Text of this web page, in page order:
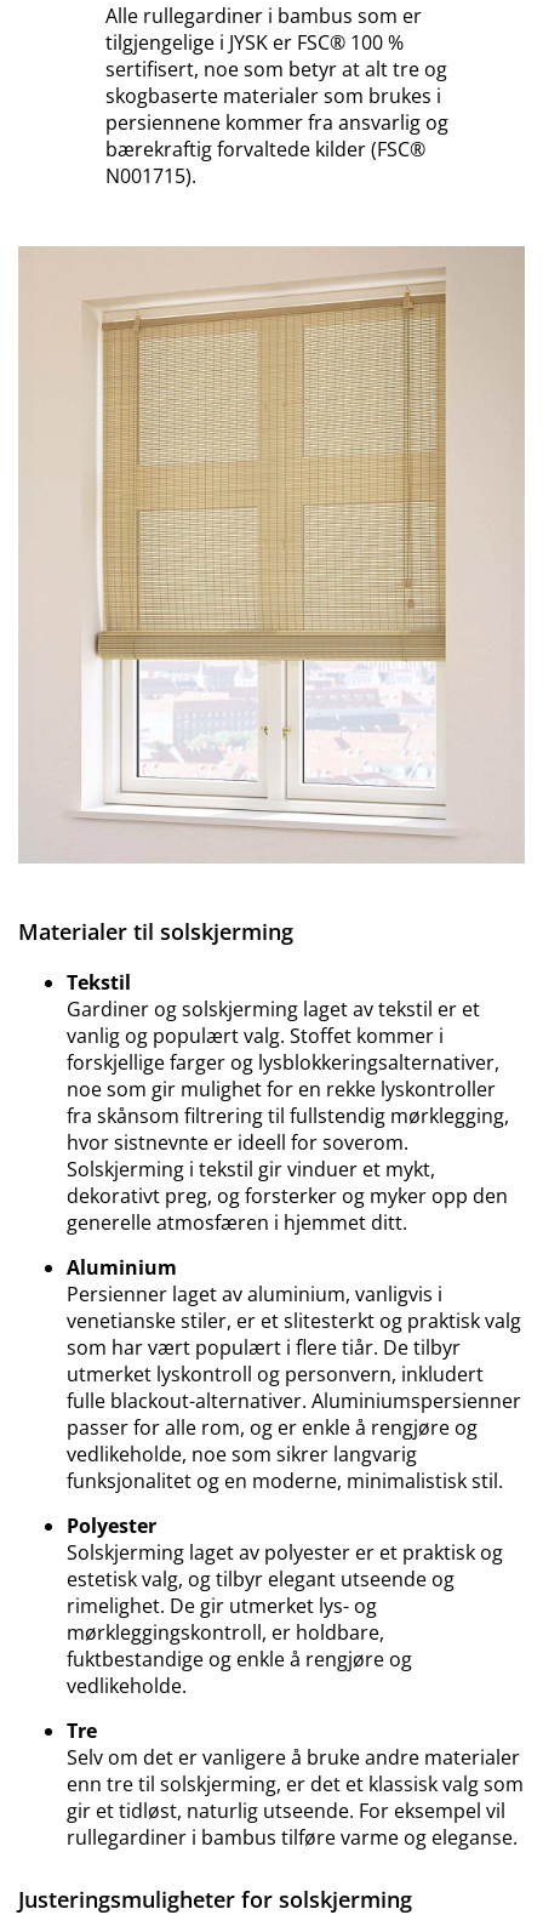
Alle rullegardiner i bambus som er
tilgjengelige i JYSK er FSC® 100 %
sertifisert, noe som betyr at alt tre og
skogbaserte materialer som brukes i
persiennene kommer fra ansvarlig og
bærekraftig forvaltede kilder (FSC®
N001715).
Materialer til solskjerming
Tekstil
Gardiner og solskjerming laget av tekstil er et
vanlig og populært valg. Stoffet kommer i
forskjellige farger og lysblokkeringsalternativer,
noe som gir mulighet for en rekke lyskontroller
fra skånsom filtrering til fullstendig mørklegging,
hvor sistnevnte er ideell for soverom.
Solskjerming i tekstil gir vinduer et mykt,
dekorativt preg, og forsterker og myker opp den
generelle atmosfæren i hjemmet ditt.
Aluminium
Persienner laget av aluminium, vanligvis i
venetianske stiler, er et slitesterkt og praktisk valg
som har vært populært i flere tiår. De tilbyr
utmerket lyskontroll og personvern, inkludert
fulle blackout-alternativer. Aluminiumspersienner
passer for alle rom, og er enkle å rengjøre og
vedlikeholde, noe som sikrer langvarig
funksjonalitet og en moderne, minimalistisk stil.
Polyester
Solskjerming laget av polyester er et praktisk og
estetisk valg, og tilbyr elegant utseende og
rimelighet. De gir utmerket lys- og
mørkleggingskontroll, er holdbare,
fuktbestandige og enkle å rengjøre og
vedlikeholde.
Tre
Selv om det er vanligere å bruke andre materialer
enn tre til solskjerming, er det et klassisk valg som
gir et tidløst, naturlig utseende. For eksempel vil
rullegardiner i bambus tilføre varme og eleganse.
Justeringsmuligheter for solskjerming